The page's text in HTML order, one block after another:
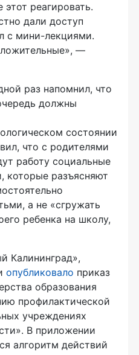
реагировать.
дали доступ
с мини-лекциями.
—
раз напомнил, что
должны
состоянии
что с родителями
работу социальные
которые разъясняют
а не «сгружать
ребенка на школу,
Калининград»,
опубликовало приказ
образования
профилактической
учреждениях
В приложении
алгоритм действий